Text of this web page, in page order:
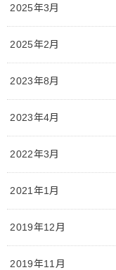
2025年3月
2025年2月
2023年8月
2023年4月
2022年3月
2021年1月
2019年12月
2019年11月